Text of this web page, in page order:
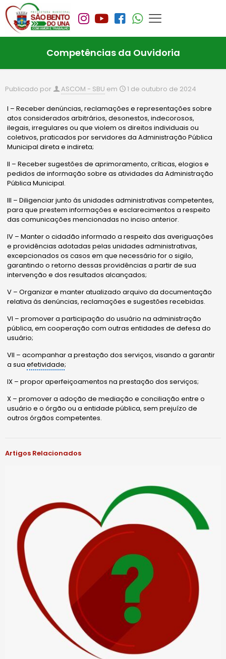
Competências da Ouvidoria
Publicado por ASCOM - SBU em 1 de outubro de 2024
I – Receber denúncias, reclamações e representações sobre
atos considerados arbitrários, desonestos, indecorosos,
ilegais, irregulares ou que violem os direitos individuais ou
coletivos, praticados por servidores da Administração Pública
Municipal direta e indireta;
II – Receber sugestões de aprimoramento, críticas, elogios e
pedidos de informação sobre as atividades da Administração
Pública Municipal.
III – Diligenciar junto ás unidades administrativas competentes,
para que prestem informações e esclarecimentos a respeito
das comunicações mencionadas no inciso anterior.
IV – Manter o cidadão informado a respeito das averiguações
e providências adotadas pelas unidades administrativas,
excepcionados os casos em que necessário for o sigilo,
garantindo o retorno dessas providências a partir de sua
intervenção e dos resultados alcançados;
V – Organizar e manter atualizado arquivo da documentação
relativa ás denúncias, reclamações e sugestões recebidas.
VI – promover a participação do usuário na administração
pública, em cooperação com outras entidades de defesa do
usuário;
VII – acompanhar a prestação dos serviços, visando a garantir
a suaefetividade;
IX – propor aperfeiçoamentos na prestação dos serviços;
X – promover a adoção de mediação e conciliação entre o
usuário e o órgão ou a entidade pública, sem prejuízo de
outros órgãos competentes.
Artigos Relacionados